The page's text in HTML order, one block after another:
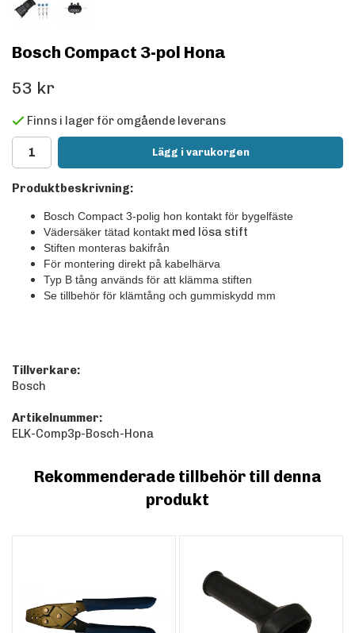
Bosch Compact 3-pol Hona
53 kr
Finns i lager för omgående leverans
Lägg i varukorgen
Produktbeskrivning:
Bosch Compact 3-polig hon kontakt för bygelfäste
Vädersäker tätad kontakt med lösa stift
Stiften monteras bakifrån
För montering direkt på kabelhärva
Typ B tång används för att klämma stiften
Se tillbehör för klämtång och gummiskydd mm
Tillverkare:
Bosch
Artikelnummer:
ELK-Comp3p-Bosch-Hona
Rekommenderade tillbehör till denna
produkt